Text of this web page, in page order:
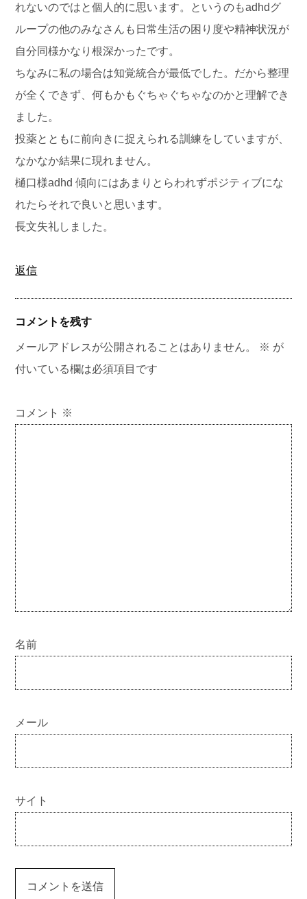
れないのではと個人的に思います。というのもadhdグ
ループの他のみなさんも日常生活の困り度や精神状況が
自分同様かなり根深かったです。
ちなみに私の場合は知覚統合が最低でした。だから整理
が全くできず、何もかもぐちゃぐちゃなのかと理解でき
ました。
投薬とともに前向きに捉えられる訓練をしていますが、
なかなか結果に現れません。
樋口様adhd 傾向にはあまりとらわれずポジティブにな
れたらそれで良いと思います。
長文失礼しました。
返信
コメントを残す
メールアドレスが公開されることはありません。 ※ が
付いている欄は必須項目です
コメント ※
名前
メール
サイト